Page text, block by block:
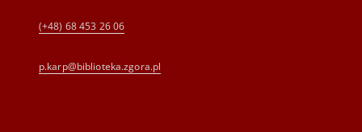
(+48) 68 453 26 06
p.karp@biblioteka.zgora.pl